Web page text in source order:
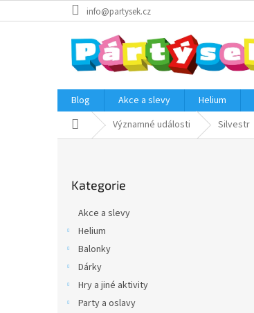
na
info@partysek.cz
Blog Akce a slevy Helium
Domů Významné události Silvestr
kategorie
Kategorie
Akce a slevy
Helium
Balonky
Dárky
Hry a jiné aktivity
Party a oslavy